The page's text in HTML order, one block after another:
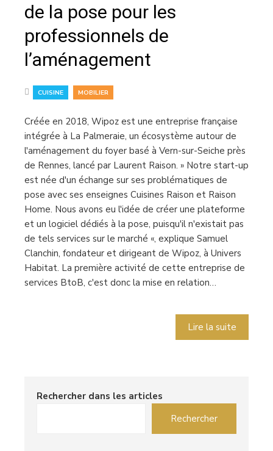
de la pose pour les
professionnels de
l’aménagement
CUISINE MOBILIER
Créée en 2018, Wipoz est une entreprise française
intégrée à La Palmeraie, un écosystème autour de
l'aménagement du foyer basé à Vern-sur-Seiche près
de Rennes, lancé par Laurent Raison. » Notre start-up
est née d'un échange sur ses problématiques de
pose avec ses enseignes Cuisines Raison et Raison
Home. Nous avons eu l'idée de créer une plateforme
et un logiciel dédiés à la pose, puisqu'il n'existait pas
de tels services sur le marché «, explique Samuel
Clanchin, fondateur et dirigeant de Wipoz, à Univers
Habitat. La première activité de cette entreprise de
services BtoB, c'est donc la mise en relation…
Lire la suite
Rechercher dans les articles
Rechercher